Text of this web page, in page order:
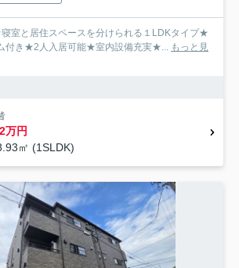
室と居住スペースを分けられる１LDKタイプ★
付き★2人入居可能★室内設備充実★... もっと見
万円
㎡ (1SLDK)